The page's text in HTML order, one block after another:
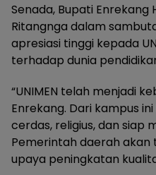
Senada, Bupati Enrekang
Ritangnga dalam
apresiasi tinggi kepada
terhadap dunia
“UNIMEN telah menjadi
Enrekang. Dari kampus
cerdas, religius, dan siap
Pemerintah daerah akan
upaya peningkatan